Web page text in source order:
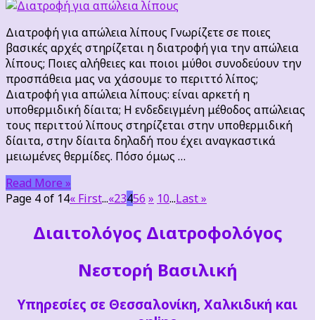
για
απώλεια
λίπους
Διατροφή για απώλεια λίπους Γνωρίζετε σε ποιες
βασικές αρχές στηρίζεται η διατροφή για την απώλεια
λίπους; Ποιες αλήθειες και ποιοι μύθοι συνοδεύουν την
προσπάθεια μας να χάσουμε το περιττό λίπος;
Διατροφή για απώλεια λίπους: είναι αρκετή η
υποθερμιδική δίαιτα; Η ενδεδειγμένη μέθοδος απώλειας
τους περιττού λίπους στηρίζεται στην υποθερμιδική
δίαιτα, στην δίαιτα δηλαδή που έχει αναγκαστικά
μειωμένες θερμίδες. Πόσο όμως …
Read More »
Page 4 of 14« First...«23456 » 10...Last »
Διαιτoλόγος Διατροφολόγος
Νεστορή Βασιλική
Υπηρεσίες σε Θεσσαλονίκη, Χαλκιδική και